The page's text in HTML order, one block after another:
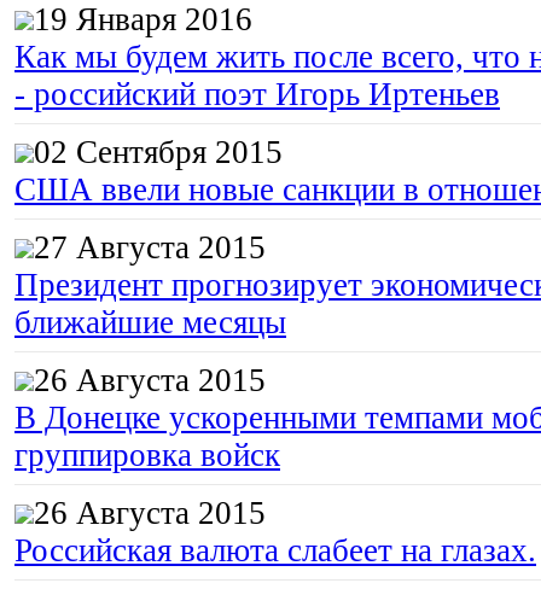
19 Января 2016
Как мы будем жить после всего, что
- российский поэт Игорь Иртеньев
02 Сентября 2015
США ввели новые санкции в
27 Августа 2015
Президент прогнозирует
ближайшие месяцы
26 Августа 2015
В Донецке ускоренными темпами
группировка войск
26 Августа 2015
Российская валюта слабеет на глазах.